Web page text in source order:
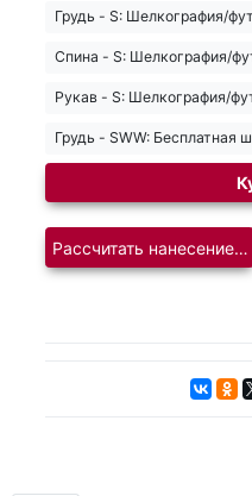
Грудь - S: Шелкография/
Спина - S: Шелкография/
Рукав - S: Шелкография/
Грудь - SWW: Бесплатная
Рассчитать нанесение